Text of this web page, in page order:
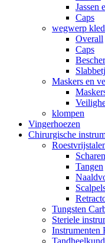
Jassen
Caps
wegwerp
Overall
Caps
Maskers en
klompen
Vingerhoezen
Chirurgische
Scharen
Tangen
Tungsten
Steriele
Instrumenten